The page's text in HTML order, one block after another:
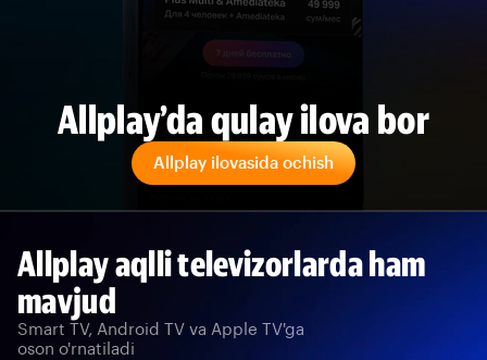
Allplay’da qulay ilova bor
Allplay ilovasida ochish
Allplay aqlli televizorlarda ham
mavjud
Smart TV, Android TV va Apple TV'ga
oson o'rnatiladi